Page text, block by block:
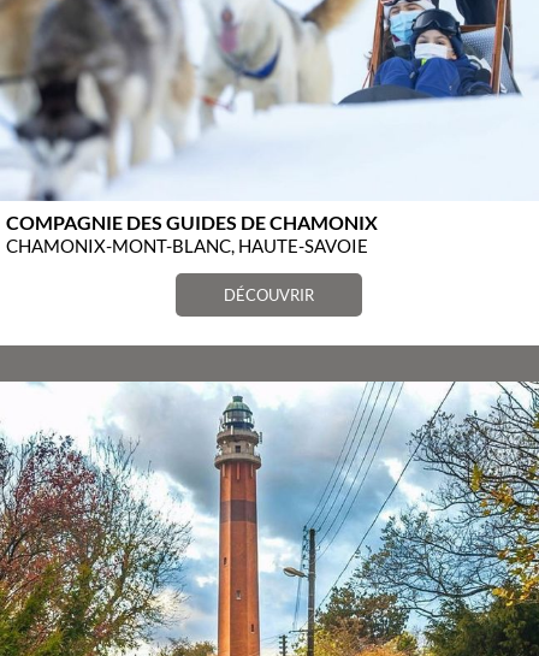
COMPAGNIE DES GUIDES DE CHAMONIX
CHAMONIX-MONT-BLANC, HAUTE-SAVOIE
DÉCOUVRIR